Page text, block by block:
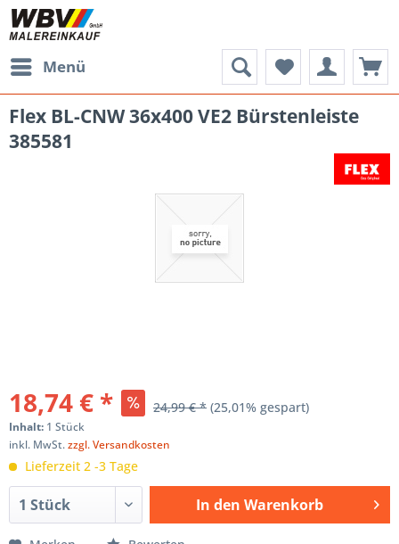
Menü
Flex BL-CNW 36x400 VE2 Bürstenleiste
385581
18,74 € * 24,99 € * (25,01% gespart)
Inhalt: 1 Stück
inkl. MwSt.zzgl. Versandkosten
Lieferzeit 2 -3 Tage
In den Warenkorb